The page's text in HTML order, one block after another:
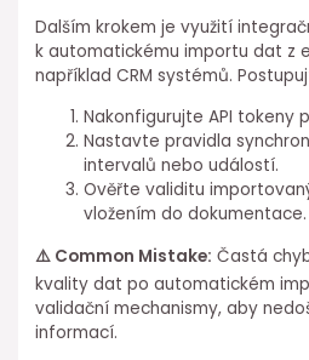
Dalším krokem je ⁤využití
k automatickému ⁢importu dat z
například CRM⁢ systémů.⁢
Nakonfigurujte API tokeny
Nastavte pravidla
intervalů nebo událostí.
Ověřte validitu
vložením do dokumentace.
⚠️ Common ⁣Mistake: Častá
kvality dat po automatickém
validační mechanismy, aby
informací.